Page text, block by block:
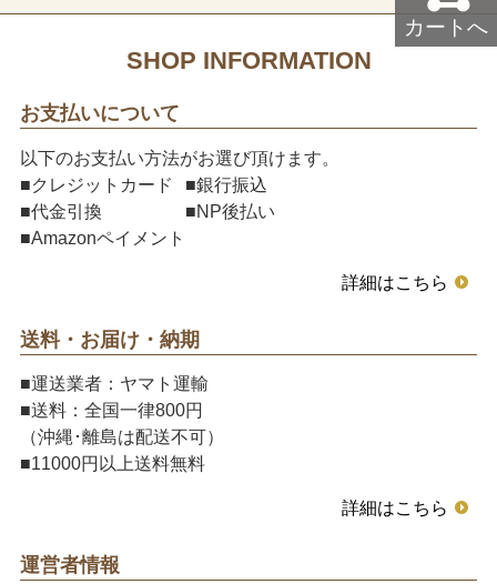
カートへ
SHOP INFORMATION
お支払いについて
以下のお支払い方法がお選び頂けます。
■クレジットカード
■銀行振込
■代金引換
■NP後払い
■Amazonペイメント
詳細はこちら
送料・お届け・納期
■運送業者：ヤマト運輸
■送料：全国一律800円
（沖縄･離島は配送不可）
■11000円以上送料無料
詳細はこちら
運営者情報